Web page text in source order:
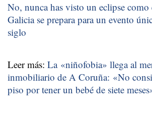
No, nunca has visto un eclipse
Galicia se prepara para un evento
siglo
Leer más: La «niñofobia» llega al
inmobiliario de A Coruña: «No
piso por tener un bebé de siete